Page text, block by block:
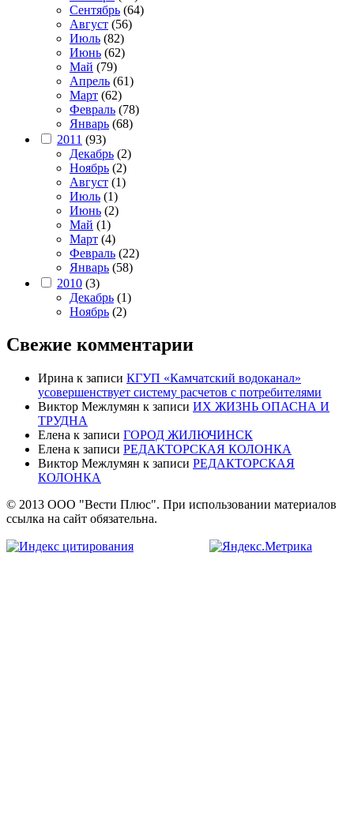
Сентябрь (64)
Август (56)
Июль (82)
Июнь (62)
Май (79)
Апрель (61)
Март (62)
Февраль (78)
Январь (68)
2011 (93)
Декабрь (2)
Ноябрь (2)
Август (1)
Июль (1)
Июнь (2)
Май (1)
Март (4)
Февраль (22)
Январь (58)
2010 (3)
Декабрь (1)
Ноябрь (2)
Свежие комментарии
Ирина к записи КГУП «Камчатский водоканал»
усовершенствует систему расчетов с потребителями
Виктор Межлумян к записи ИХ ЖИЗНЬ ОПАСНА И
ТРУДНА
Елена к записи ГОРОД ЖИЛЮЧИНСК
Елена к записи РЕДАКТОРСКАЯ КОЛОНКА
Виктор Межлумян к записи РЕДАКТОРСКАЯ
КОЛОНКА
© 2013 ООО "Вести Плюс". При использовании материалов
ссылка на сайт обязательна.